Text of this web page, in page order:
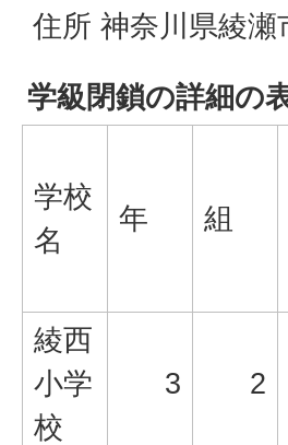
住所 神奈川県綾瀬
学級閉鎖の詳細の
学校
名
年 組
綾西
小学
校
3 2